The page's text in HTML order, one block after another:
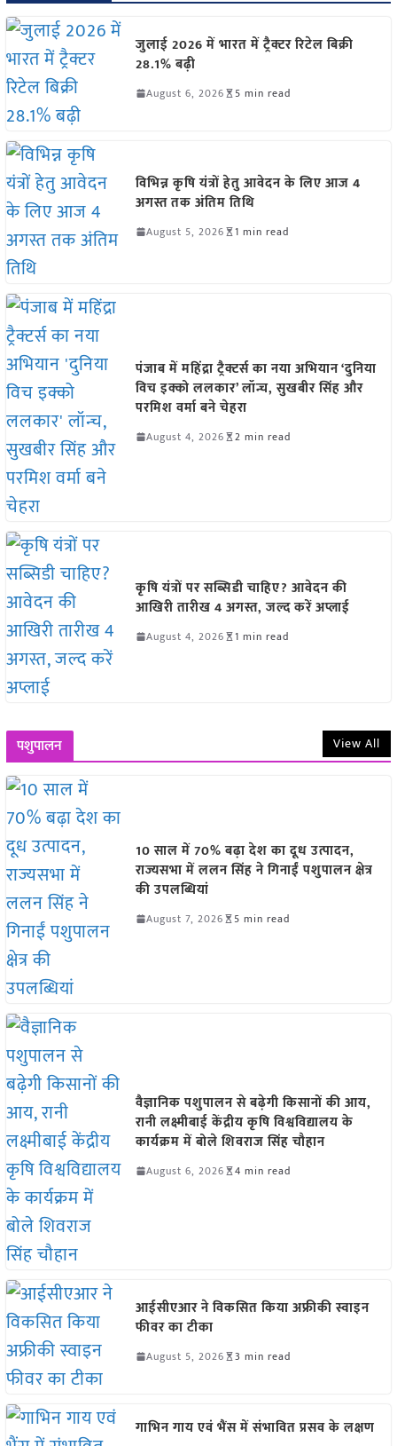
जुलाई 2026 में भारत में ट्रैक्टर रिटेल बिक्री
28.1% बढ़ी
August 6, 2026 5 min read
विभिन्न कृषि यंत्रों हेतु आवेदन के लिए आज 4
अगस्त तक अंतिम तिथि
August 5, 2026 1 min read
पंजाब में महिंद्रा ट्रैक्टर्स का नया अभियान ‘दुनिया
विच इक्को ललकार’ लॉन्च, सुखबीर सिंह और
परमिश वर्मा बने चेहरा
August 4, 2026 2 min read
कृषि यंत्रों पर सब्सिडी चाहिए? आवेदन की
आखिरी तारीख 4 अगस्त, जल्द करें अप्लाई
August 4, 2026 1 min read
पशुपालन View All
10 साल में 70% बढ़ा देश का दूध उत्पादन,
राज्यसभा में ललन सिंह ने गिनाईं पशुपालन क्षेत्र
की उपलब्धियां
August 7, 2026 5 min read
वैज्ञानिक पशुपालन से बढ़ेगी किसानों की आय,
रानी लक्ष्मीबाई केंद्रीय कृषि विश्वविद्यालय के
कार्यक्रम में बोले शिवराज सिंह चौहान
August 6, 2026 4 min read
आईसीएआर ने विकसित किया अफ्रीकी स्वाइन
फीवर का टीका
August 5, 2026 3 min read
गाभिन गाय एवं भैंस में संभावित प्रसव के लक्षण